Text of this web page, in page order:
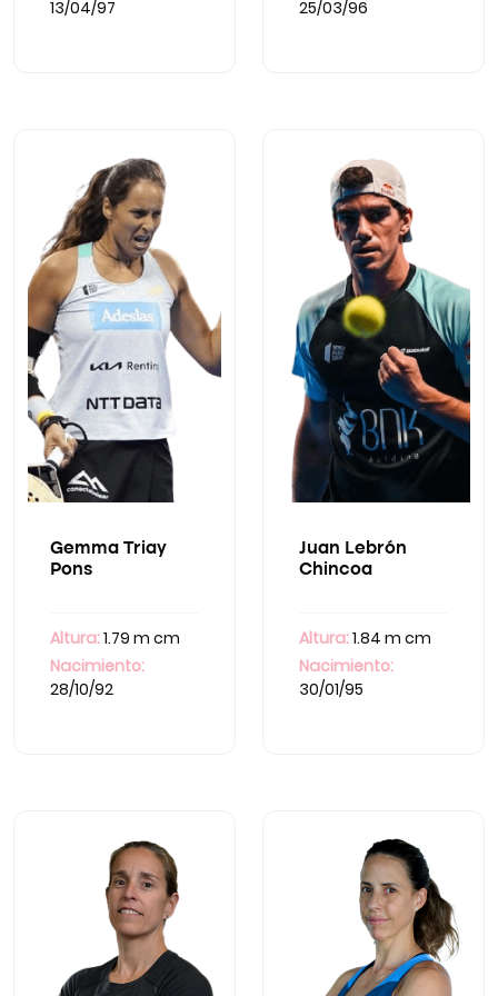
13/04/97 25/03/96
Gemma Triay
Pons
Altura:1.79 m cm
Nacimiento:
28/10/92
Juan Lebrón
Chincoa
Altura:1.84 m cm
Nacimiento:
30/01/95